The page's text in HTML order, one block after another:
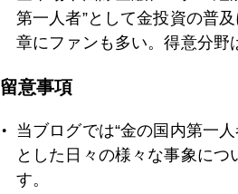
2014年02月28日
2014年02月25日 金価格操作
第一人者”として金投資の普
章にファンも多い。得意分野
留意事項
当ブログでは“金の国内第一
とした日々の様々な事象に
す。